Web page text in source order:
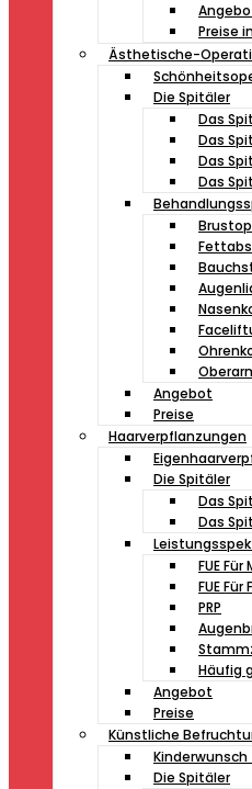
Preise
Ästhetische-
Die Spitäler
Das
Das
Das
Das
Angebot
Preise
Haarverpflanzungen
Die Spitäler
Das
Das
FUE
FUE Für
PRP
Häufig
Angebot
Preise
Künstliche
Kinderwunsch
Die Spitäler